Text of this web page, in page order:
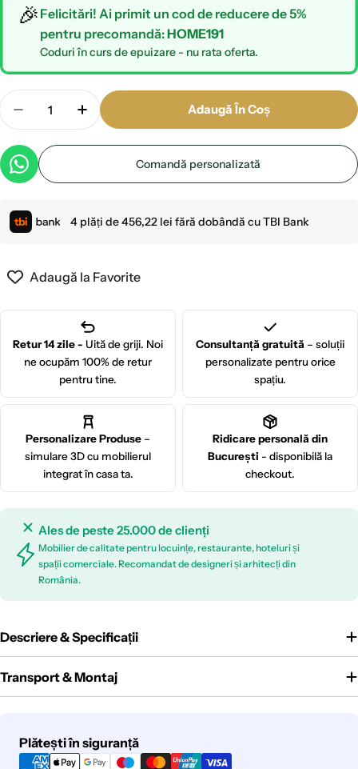
🎉 Felicitări! Ai primit un cod de reducere de 5%
pentru precomandă:HOME191
Coduri în curs de epuizare - nu rata oferta.
Cantitate
Scade Cantitatea Pentru Masa Dining
Crește Cantitatea Pentru Masa Dining
Adaugă În Coș
Comandă personalizată
4 plăți de456,22 leifără dobândă cu TBI Bank
Adaugă la Favorite
Retur 14 zile - Uită de griji. Noi
ne ocupăm 100% de retur
pentru tine.
Consultanță gratuită – soluții
personalizate pentru orice
spațiu.
Personalizare Produse –
simulare 3D cu mobilierul
integrat în casa ta.
Ridicare personală din
București - disponibilă la
checkout.
Ales de peste 25.000 de clienți
Mobilier de calitate pentru locuințe, restaurante, hoteluri și
spații comerciale. Recomandat de designeri și arhitecți din
România.
Descriere & Specificații
Transport & Montaj
Plătești în siguranță
Metode
de